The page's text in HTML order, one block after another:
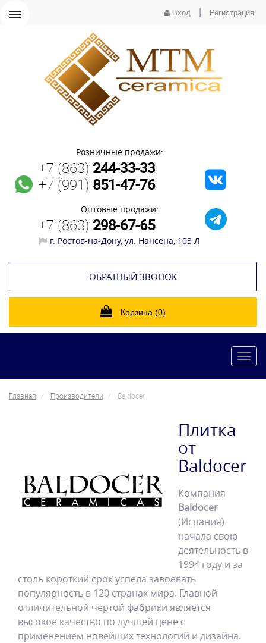
Вход Регистрация
Розничные продажи:
+7 (863) 244-33-33
+7 (991) 851-47-76
Оптовые продажи:
+7 (863) 298-67-65
г. Ростов-на-Дону, ул. Нансена, 103 Л
ОБРАТНЫЙ ЗВОНОК
Корзина (0)
Главная Производители Baldocer
Плитка
от
Baldocer
Компания
Baldocer
(Испания)
начала свою
деятельность в
1994 году и за
столь короткий срок успела завоевать
популярность в 120 странах мира. Главной
отличительной чертой фабрики является
высокое качество по лучшей цене с
применением новейших технологий и дизайна.